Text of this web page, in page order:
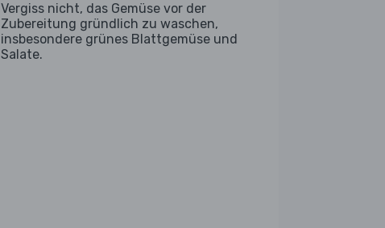
Vergiss nicht, das Gemüse vor der
Zubereitung gründlich zu waschen,
insbesondere grünes Blattgemüse und
Salate.